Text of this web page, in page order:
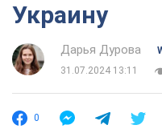
Украину
Дарья Дурова
31.07.2024 13:11
0